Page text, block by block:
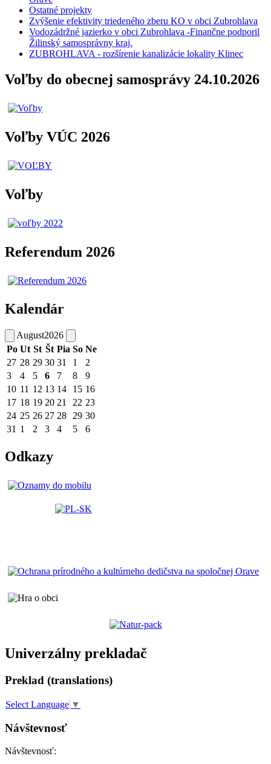
Ostatné projekty
Zvýšenie efektivity triedeného zberu KO v obci Zubrohlava
Vodozádržné jazierko v obci Zubrohlava -Finančne podporil
Žilinský samosprávny kraj.
ZUBROHLAVA - rozšírenie kanalizácie lokality Klinec
Voľby do obecnej samosprávy 24.10.2026
Voľby VÚC 2026
Voľby
Referendum 2026
Kalendár
August2026
Po Ut St Št Pia So Ne
27 28 29 30 31 1
2
3
4 5 6 7 8
9
10 11 12 13 14 15 16
17 18 19 20 21 22 23
24 25 26 27 28 29 30
31 1 2 3 4 5 6
Odkazy
Univerzálny prekladač
Preklad (translations)
Select Language ▼
Návštevnosť
Návštevnosť: